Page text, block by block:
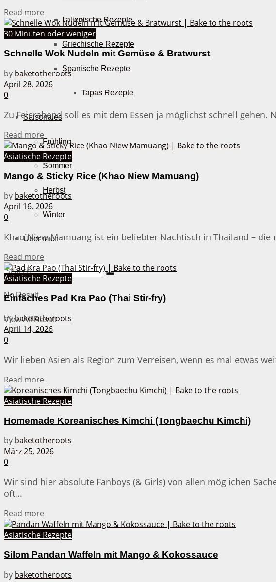
Italienische Rezepte
Griechische Rezepte
Spanische Rezepte
Tapas Rezepte
Saisonales
Frühling
Sommer
Herbst
Winter
Über mich
No Result
View All Result
Read more
30 Minuten oder weniger
Schnelle Wok Nudeln mit Gemüse & Bratwurst
by baketotheroots
April 28, 2026
0
Zu Feierabend soll es mit dem Essen ja möglichst schnell gehen.
Read more
Asiatische Rezepte
Mango & Sticky Rice (Khao Niew Mamuang)
by baketotheroots
April 16, 2026
0
Khao Niew Mamuang ist ein beliebter Nachtisch in Thailand –
Read more
Asiatische Rezepte
Einfaches Pad Kra Pao (Thai Stir-fry)
bybaketotheroots
April 14, 2026
0
Wir lieben Asien als Region zum Verreisen, wenn es mal etwas
Read more
Asiatische Rezepte
Homemade Koreanisches Kimchi (Tongbaechu Kimchi)
by baketotheroots
März 25, 2026
0
Wir sind hier absolute Fanboys (& Girls) von allen möglichen
oft...
Read more
Asiatische Rezepte
Silom Pandan Waffeln mit Mango & Kokossauce
by baketotheroots